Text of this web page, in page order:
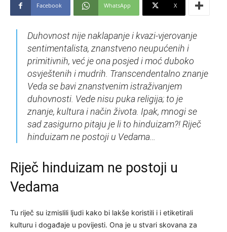
Facebook WhatsApp X
Duhovnost nije naklapanje i kvazi-vjerovanje
sentimentalista, znanstveno neupućenih i
primitivnih, već je ona posjed i moć duboko
osvještenih i mudrih. Transcendentalno znanje
Veda se bavi znanstvenim istraživanjem
duhovnosti. Vede nisu puka religija; to je
znanje, kultura i način života. Ipak, mnogi se
sad zasigurno pitaju je li to hinduizam?! Riječ
hinduizam ne postoji u Vedama…
Riječ hinduizam ne postoji u
Vedama
Tu riječ su izmislili ljudi kako bi lakše koristili i i etiketirali
kulturu i događaje u povijesti. Ona je u stvari skovana za